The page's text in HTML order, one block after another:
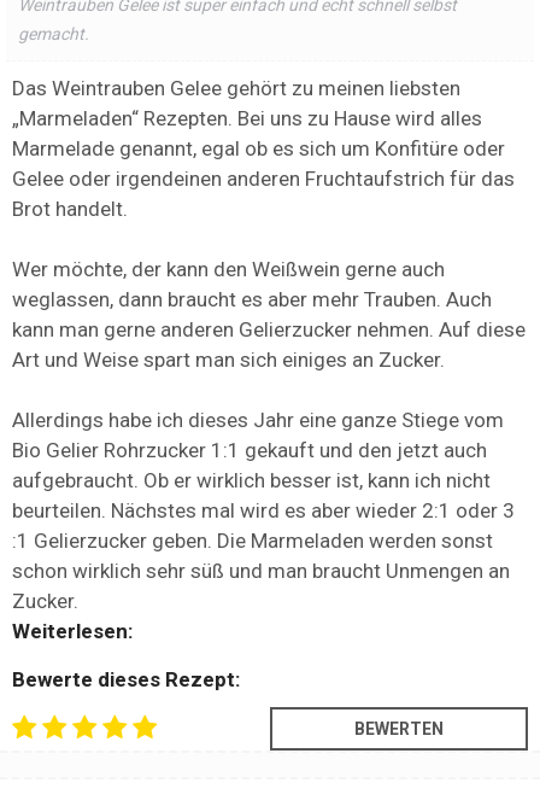
Weintrauben Gelee ist super einfach und echt schnell selbst
gemacht.
Das Weintrauben Gelee gehört zu meinen liebsten
„Marmeladen“ Rezepten. Bei uns zu Hause wird alles
Marmelade genannt, egal ob es sich um Konfitüre oder
Gelee oder irgendeinen anderen Fruchtaufstrich für das
Brot handelt.
Wer möchte, der kann den Weißwein gerne auch
weglassen, dann braucht es aber mehr Trauben. Auch
kann man gerne anderen Gelierzucker nehmen. Auf diese
Art und Weise spart man sich einiges an Zucker.
Allerdings habe ich dieses Jahr eine ganze Stiege vom
Bio Gelier Rohrzucker 1:1 gekauft und den jetzt auch
aufgebraucht. Ob er wirklich besser ist, kann ich nicht
beurteilen. Nächstes mal wird es aber wieder 2:1 oder 3
:1 Gelierzucker geben. Die Marmeladen werden sonst
schon wirklich sehr süß und man braucht Unmengen an
Zucker.
Weiterlesen:
Bewerte dieses Rezept: